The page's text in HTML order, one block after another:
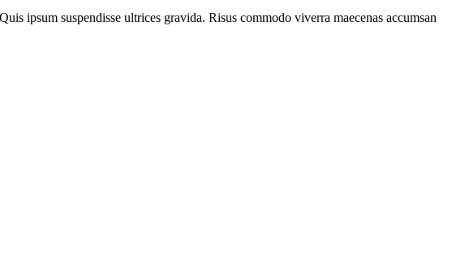
ipsum suspendisse ultrices gravida. Risus commodo viverra maecenas accumsan